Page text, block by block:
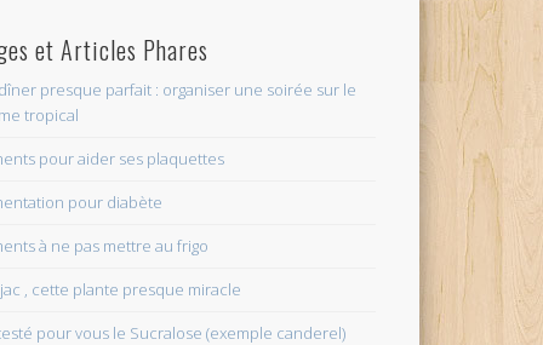
et Articles Phares
presque parfait : organiser une soirée sur le
tropical
pour aider ses plaquettes
pour diabète
à ne pas mettre au frigo
, cette plante presque miracle
pour vous le Sucralose (exemple canderel)